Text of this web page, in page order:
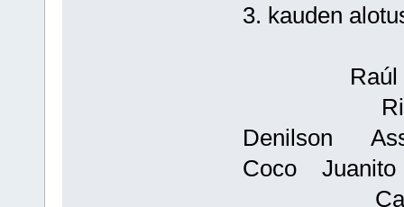
3. kauden
Raúl
Denilson
Coco